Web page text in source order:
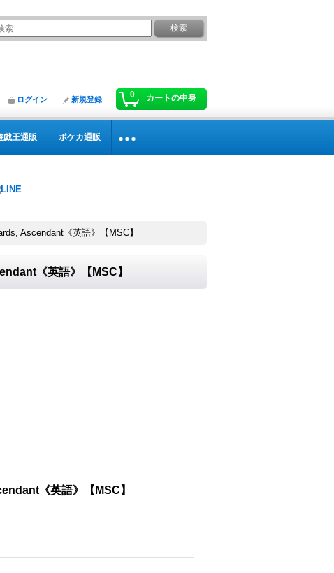
0 カートの中身
ログイン 新規登録
戯王通販 ポケカ通販
Ascendant《英語》【MSC】
《英語》【MSC】
《英語》【MSC】